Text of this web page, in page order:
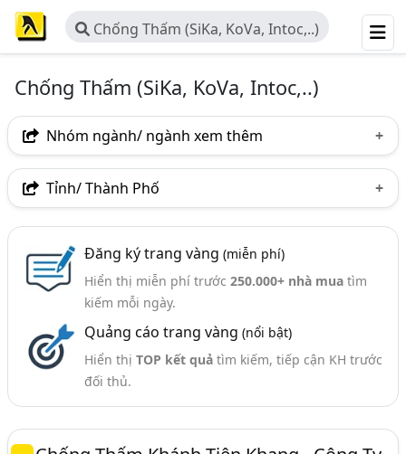
Chống Thấm (SiKa, KoVa, Intoc,..)
Chống Thấm (SiKa, KoVa, Intoc,..)
Nhóm ngành/ ngành xem thêm
Ngành nghề
Nhóm ngành nghề
Vữa Chống Thấm, Vữa Không Co Ngót (42)
Nở (38)
Màng Chống Thấm Tự Dính, Màng Chống Thấm Khò
Tỉnh/ Thành Phố
Bình Dương
Tp. Đà Nẵng
TP. Hải Phòng
Hưng Yên
Quảng Ninh
Thái Nguyên
Thanh Hóa
Bắc Giang
Bình Định Tây Ninh
Đăng ký trang vàng (miễn phí)
Hiển thị miễn phí trước 250.000+ nhà muatìm
kiếm mỗi ngày.
Quảng cáo trang vàng (nổi bật)
Hiển thị TOP kết quảtìm kiếm, tiếp cận KH trước
đối thủ.